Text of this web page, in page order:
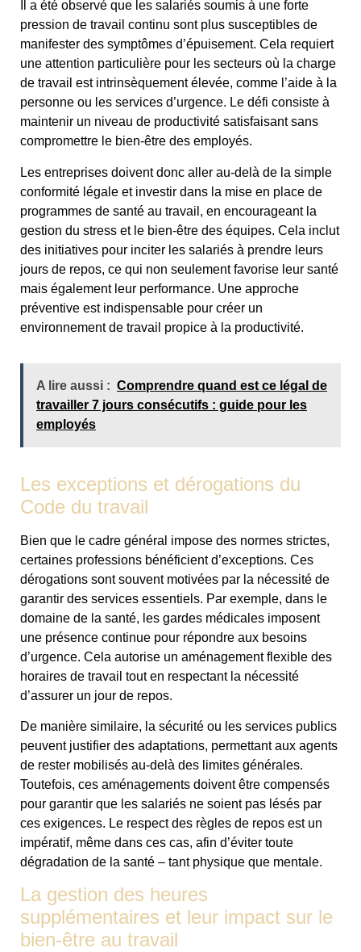
Il a été observé que les salariés soumis à une forte
pression de travail continu sont plus susceptibles de
manifester des symptômes d’épuisement. Cela requiert
une attention particulière pour les secteurs où la charge
de travail est intrinsèquement élevée, comme l’aide à la
personne ou les services d’urgence. Le défi consiste à
maintenir un niveau de productivité satisfaisant sans
compromettre le bien-être des employés.
Les entreprises doivent donc aller au-delà de la simple
conformité légale et investir dans la mise en place de
programmes de santé au travail, en encourageant la
gestion du stress et le bien-être des équipes. Cela inclut
des initiatives pour inciter les salariés à prendre leurs
jours de repos, ce qui non seulement favorise leur santé
mais également leur performance. Une approche
préventive est indispensable pour créer un
environnement de travail propice à la productivité.
A lire aussi : Comprendre quand est ce légal de
travailler 7 jours consécutifs : guide pour les
employés
Les exceptions et dérogations du
Code du travail
Bien que le cadre général impose des normes strictes,
certaines professions bénéficient d’exceptions. Ces
dérogations sont souvent motivées par la nécessité de
garantir des services essentiels. Par exemple, dans le
domaine de la santé, les gardes médicales imposent
une présence continue pour répondre aux besoins
d’urgence. Cela autorise un aménagement flexible des
horaires de travail tout en respectant la nécessité
d’assurer un jour de repos.
De manière similaire, la sécurité ou les services publics
peuvent justifier des adaptations, permettant aux agents
de rester mobilisés au-delà des limites générales.
Toutefois, ces aménagements doivent être compensés
pour garantir que les salariés ne soient pas lésés par
ces exigences. Le respect des règles de repos est un
impératif, même dans ces cas, afin d’éviter toute
dégradation de la santé – tant physique que mentale.
La gestion des heures
supplémentaires et leur impact sur le
bien-être au travail